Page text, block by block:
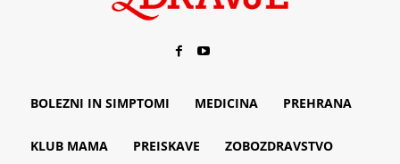
BOLEZNI IN SIMPTOMI MEDICINA PREHRANA
KLUB MAMA PREISKAVE ZOBOZDRAVSTVO